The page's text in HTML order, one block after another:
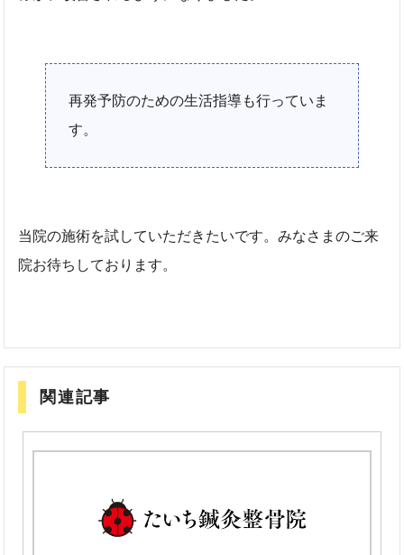
再発予防のための生活指導も行っていま
す。
当院の施術を試していただきたいです。みなさまのご来
院お待ちしております。
関連記事